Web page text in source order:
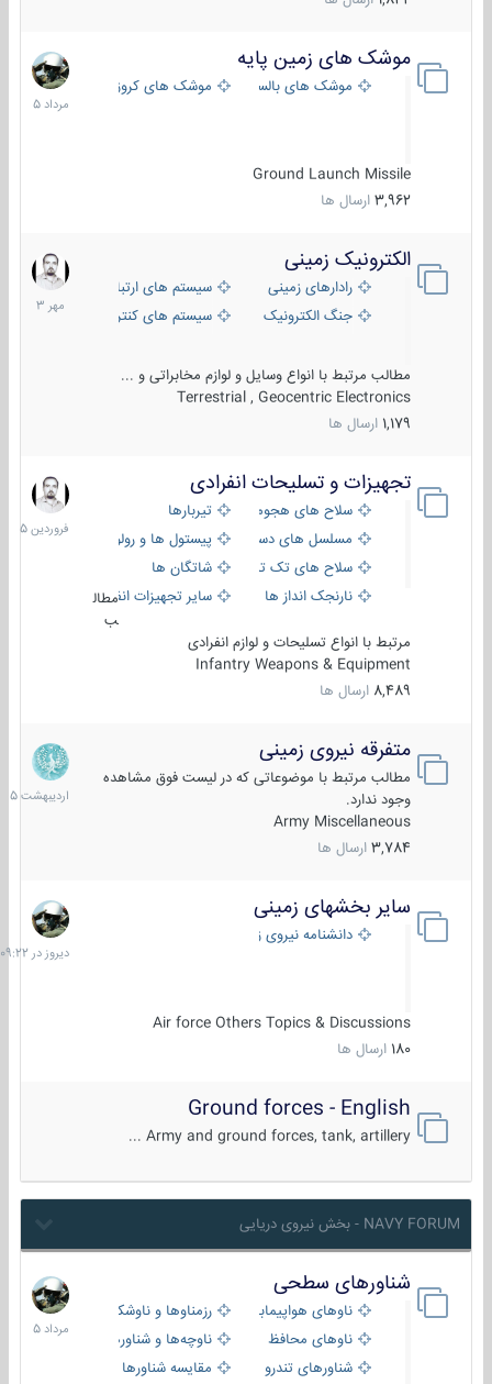
موشک های زمین پایه
موشک های بالستیک موشک های کروز
Ground Launch Missile
3,962 ارسال ها
2
مرداد
1405
الکترونیک زمینی
رادارهای زمینی
سیستم های ارتباطی و جمع آوری
جنگ الکترونیک
سیستم های کنترل آتش و تجهیزات
مطالب مرتبط با انواع وسایل و لوازم مخابراتی و ...
Terrestrial , Geocentric Electronics
1,179 ارسال ها
1
مهر
1403
تجهیزات و تسلیحات انفرادی
سلاح های هجومی
تیربارها
مسلسل های دستی
پیستول ها و رولورها
سلاح های تک تیر اندازیشاتگان ها
نارنجک انداز ها
سایر تجهیزات انفرادی
مطال
ب
مرتبط با انواع تسلیحات و لوازم انفرادی
Infantry Weapons & Equipment
8,489 ارسال ها
17
فروردین
1405
متفرقه نیروی زمینی
مطالب مرتبط با موضوعاتی که در لیست فوق مشاهده
وجود ندارد.
Army Miscellaneous
3,784 ارسال ها
27
1405
سایر بخشهای زمینی
دانشنامه نیروی زمینی
Air force Others Topics & Discussions
180 ارسال ها
دیروز
در
09:22
Ground forces - English
Army and ground forces, tank, artillery ...
NAVY FORUM - بخش نیروی دریایی
شناورهای سطحی
ناوهای هواپیمابر و بالگرد بررزمناوها و ناوشکن‌ها
ناوهای محافظ
ناوچه‌ها و شناورهای گشتی
شناورهای تندرو
مقایسه شناورها
2
مرداد
1405